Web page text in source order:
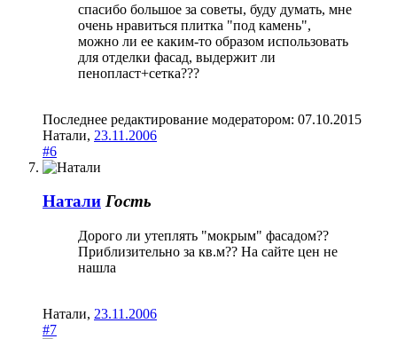
спасибо большое за советы, буду думать, мне
очень нравиться плитка "под камень",
можно ли ее каким-то образом использовать
для отделки фасад, выдержит ли
пенопласт+сетка???
Последнее редактирование модератором: 07.10.2015
Натали, 23.11.2006
#6
Натали Гость
Дорого ли утеплять "мокрым" фасадом??
Приблизительно за кв.м?? На сайте цен не
нашла
Натали, 23.11.2006
#7